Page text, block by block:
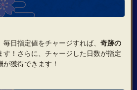
日指定値をチャージすれば、 奇跡の
す！さらに、チャージした日数が指定
獲得できます！